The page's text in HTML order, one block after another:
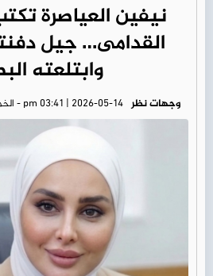
نيفين العياصرة
القدامى… جيل
وابتلعته
وجهات نظر pm 03:41 | 2026-05-14 - الخميس